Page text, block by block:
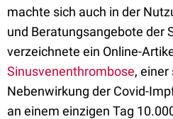
machte sich auch in der
und Beratungsangebote der
verzeichnete ein Online-
Sinusvenenthrombose, einer
Nebenwirkung der Covid-
an einem einzigen Tag